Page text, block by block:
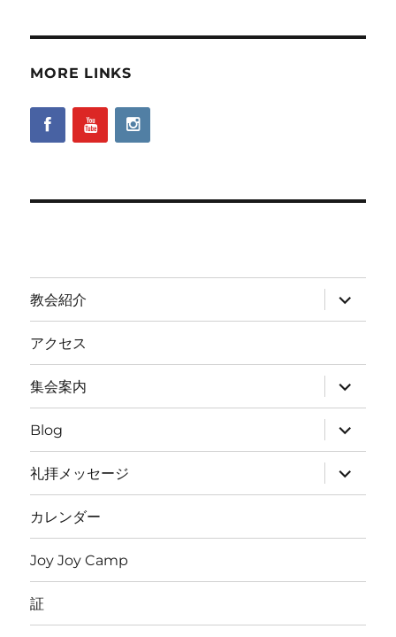
MORE LINKS
教会紹介
サ
ブ
メ
ー
を
展
開
アクセス
集会案内
サ
ブ
メ
ニ
ュ
ー
を
展
開
Blog
サ
ブ
メ
ニ
ュ
ー
開
礼拝メッセージ
サ
ブ
メ
ー
開
カレンダー
Joy Joy Camp
証